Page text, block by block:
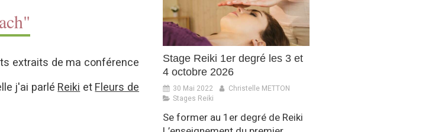
extraits de ma conférence
j'ai parléReikietFleurs de
Stage Reiki 1er degré les 3 et
4 octobre 2026
30 Mai 2022
Christelle METTON
Stages Reiki
Se former au 1er degré de Reiki